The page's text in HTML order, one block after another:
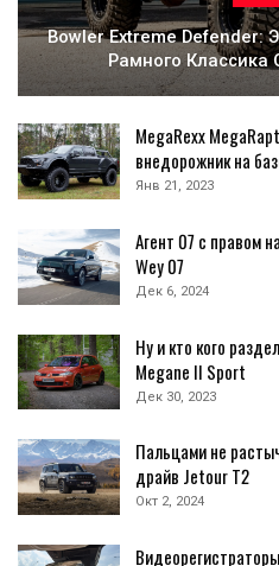
Bowler Extreme Defender:
Рамного Классика
MegaRexx
внедорожник на
Янв 21, 2023
Агент 07 с правом
Wey 07
Дек 6, 2024
Ну и кто кого
Megane II Sport
Дек 30, 2023
Пальцами не
драйв Jetour T2
Окт 2, 2024